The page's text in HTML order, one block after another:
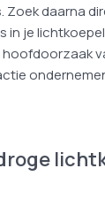
Zoek daarna
in je